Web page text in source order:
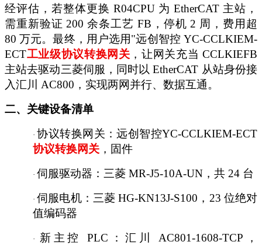
经评估，若整体更换 R04CPU 为 EtherCAT 主站，
需重新验证 200 余条工艺 FB，停机 2 周，费用超
80 万元。最终，用户选用"远创智控 YC-CCLKIEM-
ECT工业级协议转换网关 ，让网关充当 CCLKIEFB
主站去驱动三菱伺服，同时以 EtherCAT 从站身份接
入汇川 AC800，实现两网并行、数据互通。
二、关键设备清单
·协议转换网关：远创智控YC-CCLKIEM-ECT
协议转换网关 ，固件
· 伺服驱动器：三菱 MR-J5-10A-UN，共 24 台
·伺服电机：三菱 HG-KN13J-S100，23 位绝对
值编码器
· 新主控
PLC：汇川 AC801-1608-TCP，